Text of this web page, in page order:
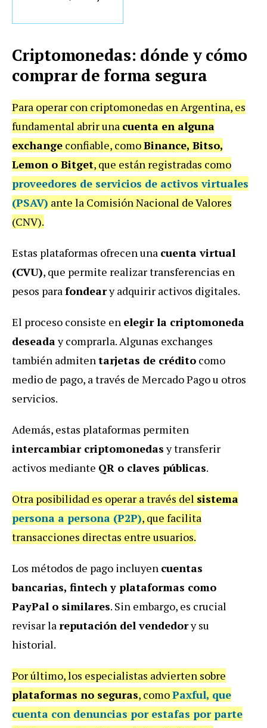
Criptomonedas: dónde y cómo
comprar de forma segura
Para operar con criptomonedas en Argentina, es
fundamental abrir una cuenta en alguna
exchange confiable, comoBinance, Bitso,
Lemon o Bitget, que están registradas como
proveedores de servicios de activos virtuales
(PSAV) ante la Comisión Nacional de Valores
(CNV).
Estas plataformas ofrecen una cuenta virtual
(CVU), que permite realizar transferencias en
pesos parafondeary adquirir activos digitales.
El proceso consiste en elegir la criptomoneda
deseaday comprarla. Algunas exchanges
también admitentarjetas de crédito como
medio de pago, a través de Mercado Pago u otros
servicios.
Además, estas plataformas permiten
intercambiar criptomonedasy transferir
activos mediante QR o claves públicas.
Otra posibilidad es operar a través del sistema
persona a persona (P2P), que facilita
transacciones directas entre usuarios.
Los métodos de pago incluyen cuentas
bancarias, fintech y plataformas como
PayPal o similares. Sin embargo, es crucial
revisar lareputación del vendedory su
historial.
Por último, los especialistas advierten sobre
plataformas no seguras, comoPaxful, que
cuenta con denuncias por estafas por parte